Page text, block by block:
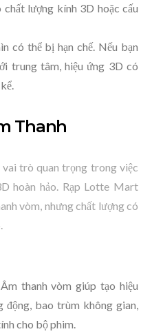
lượng kính 3D hoặc cấu
có thể bị hạn chế. Nếu bạn
trung tâm, hiệu ứng 3D có
Thanh
trò quan trọng trong việc
hoàn hảo. Rạp Lotte Mart
vòm, nhưng chất lượng có
thanh vòm giúp tạo hiệu
động, bao trùm không gian,
cho bộ phim.